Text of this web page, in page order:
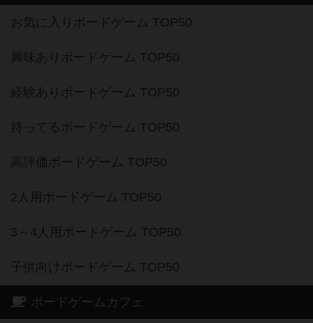
お気に入りボードゲーム TOP50
興味ありボードゲーム TOP50
経験ありボードゲーム TOP50
持ってるボードゲーム TOP50
高評価ボードゲーム TOP50
2人用ボードゲーム TOP50
3～4人用ボードゲーム TOP50
子供向けボードゲーム TOP50
ボードゲームカフェ